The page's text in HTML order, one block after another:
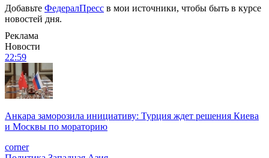
Добавьте ФедералПресс в мои источники, чтобы быть в курсе
новостей дня.
Реклама
Новости
22:59
Анкара заморозила инициативу: Турция ждет решения Киева
и Москвы по мораторию
corner